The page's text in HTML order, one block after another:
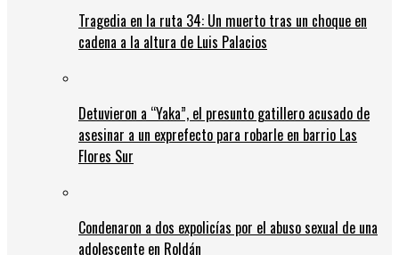
Tragedia en la ruta 34: Un muerto tras un choque en
cadena a la altura de Luis Palacios
Detuvieron a “Yaka”, el presunto gatillero acusado de
asesinar a un exprefecto para robarle en barrio Las
Flores Sur
Condenaron a dos expolicías por el abuso sexual de una
adolescente en Roldán